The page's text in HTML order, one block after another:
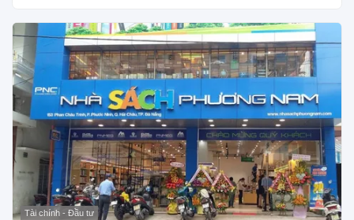
Tài chính - Đầu tư